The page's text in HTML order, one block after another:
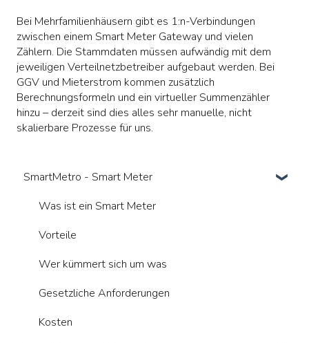
Bei Mehrfamilienhäusern gibt es 1:n-Verbindungen
zwischen einem Smart Meter Gateway und vielen
Zählern. Die Stammdaten müssen aufwändig mit dem
jeweiligen Verteilnetzbetreiber aufgebaut werden. Bei
GGV und Mieterstrom kommen zusätzlich
Berechnungsformeln und ein virtueller Summenzähler
hinzu – derzeit sind dies alles sehr manuelle, nicht
skalierbare Prozesse für uns.
SmartMetro - Smart Meter
Was ist ein Smart Meter
Vorteile
Wer kümmert sich um was
Gesetzliche Anforderungen
Kosten